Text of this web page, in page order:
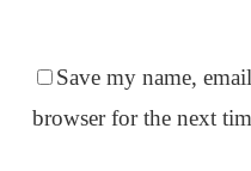
Save my name,
browser for the next